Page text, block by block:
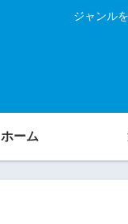
ジャンル
ホーム